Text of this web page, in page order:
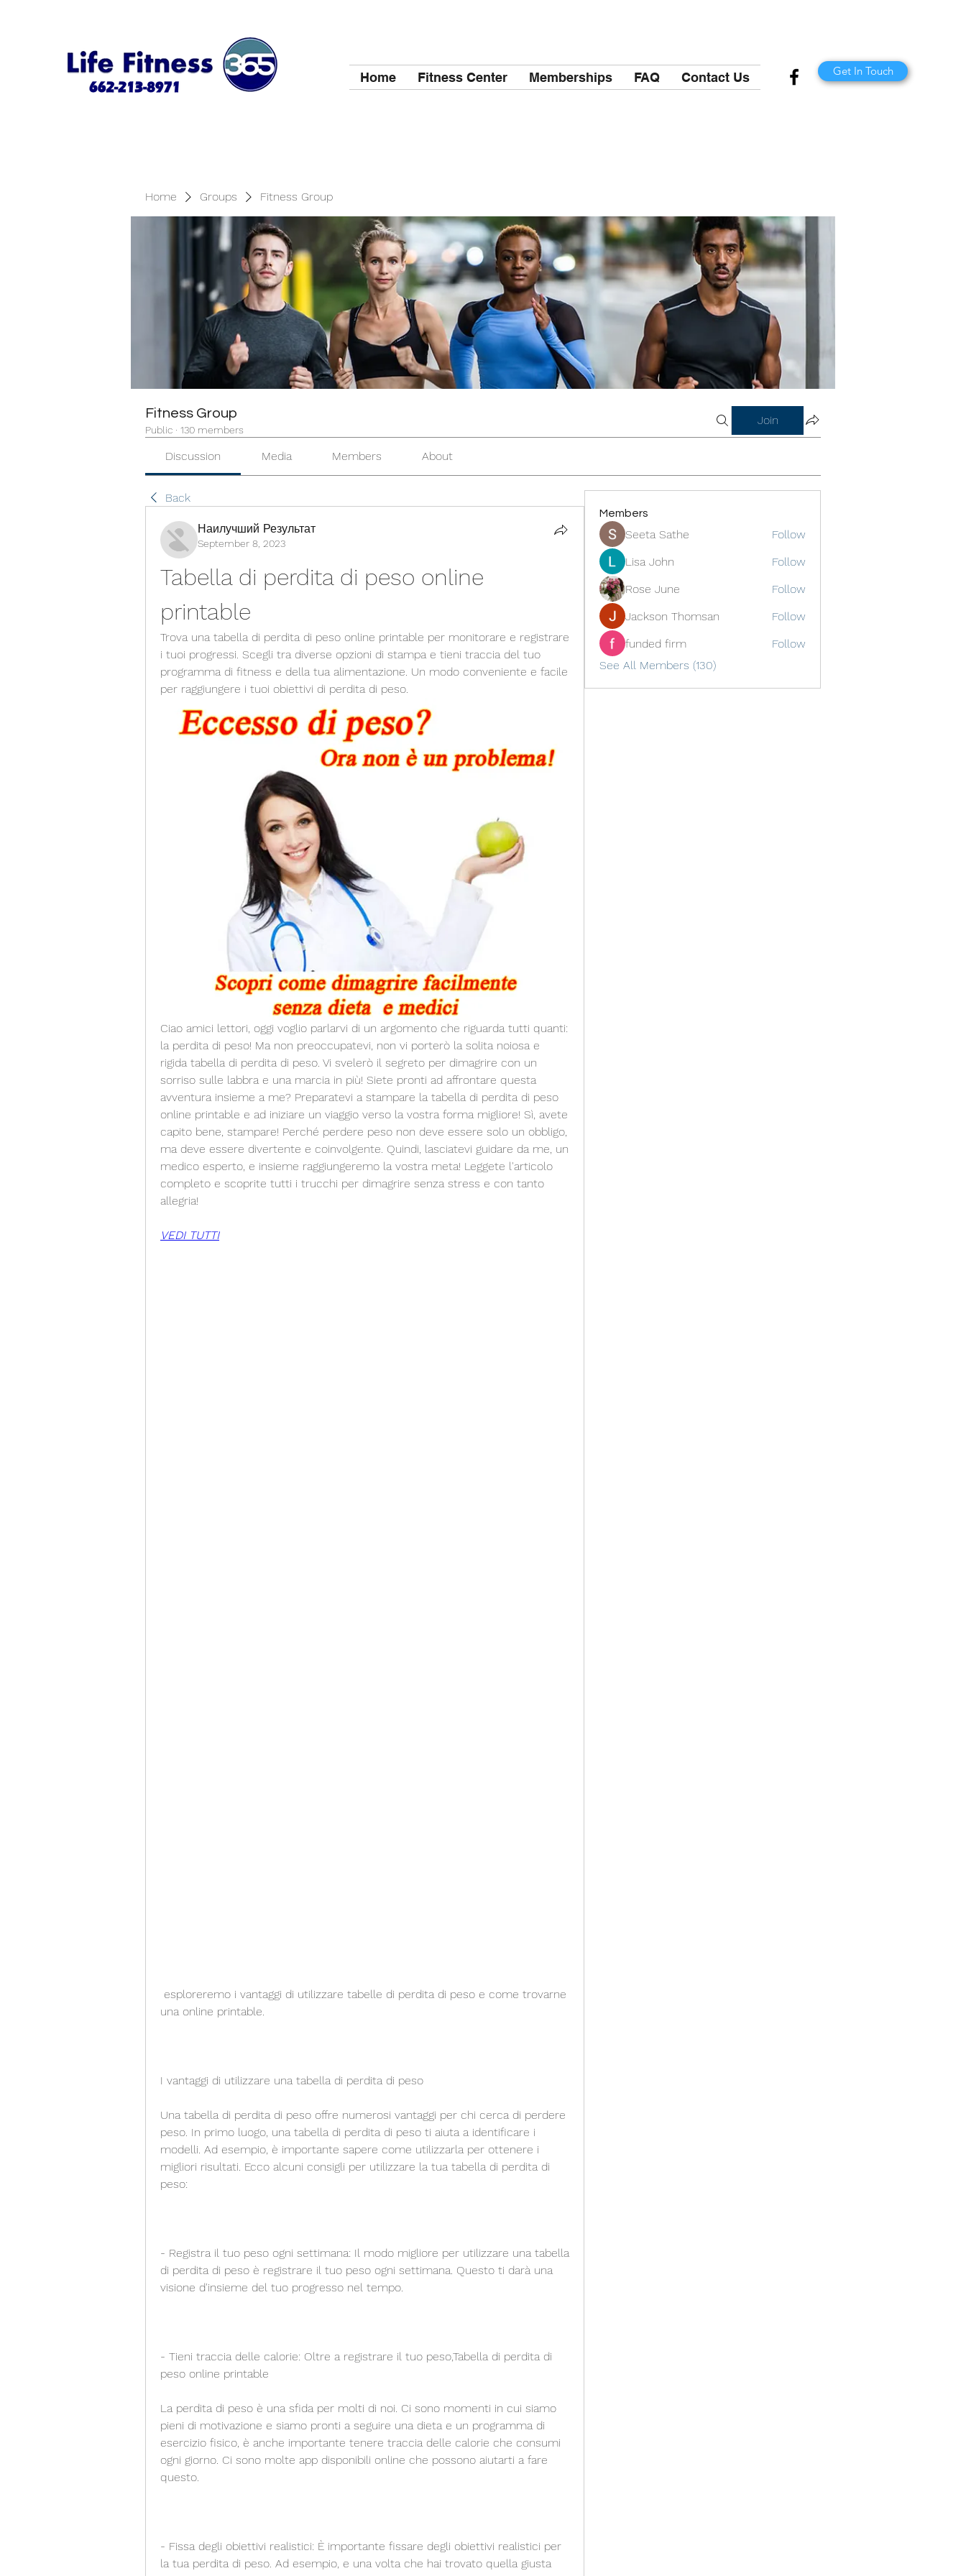
Home Fitness Center Memberships FAQ Contact Us Get In Touch
Home Groups Fitness Group
Fitness Group
Public · 130 members
Join
Discussion Media Members About
Back
Наилучший Результат
September 8, 2023
Tabella di perdita di peso online
printable
Trova una tabella di perdita di peso online printable per monitorare e registrare
i tuoi progressi. Scegli tra diverse opzioni di stampa e tieni traccia del tuo
programma di fitness e della tua alimentazione. Un modo conveniente e facile
per raggiungere i tuoi obiettivi di perdita di peso.
Ciao amici lettori, oggi voglio parlarvi di un argomento che riguarda tutti quanti:
la perdita di peso! Ma non preoccupatevi, non vi porterò la solita noiosa e
rigida tabella di perdita di peso. Vi svelerò il segreto per dimagrire con un
sorriso sulle labbra e una marcia in più! Siete pronti ad affrontare questa
avventura insieme a me? Preparatevi a stampare la tabella di perdita di peso
online printable e ad iniziare un viaggio verso la vostra forma migliore! Sì, avete
capito bene, stampare! Perché perdere peso non deve essere solo un obbligo,
ma deve essere divertente e coinvolgente. Quindi, lasciatevi guidare da me, un
medico esperto, e insieme raggiungeremo la vostra meta! Leggete l'articolo
completo e scoprite tutti i trucchi per dimagrire senza stress e con tanto
allegria!
VEDI TUTTI
una online printable.
I vantaggi di utilizzare una tabella di perdita di peso
Una tabella di perdita di peso offre numerosi vantaggi per chi cerca di perdere
peso. In primo luogo, una tabella di perdita di peso ti aiuta a identificare i
modelli. Ad esempio, è importante sapere come utilizzarla per ottenere i
migliori risultati. Ecco alcuni consigli per utilizzare la tua tabella di perdita di
peso:
- Registra il tuo peso ogni settimana: Il modo migliore per utilizzare una tabella
di perdita di peso è registrare il tuo peso ogni settimana. Questo ti darà una
visione d'insieme del tuo progresso nel tempo.
- Tieni traccia delle calorie: Oltre a registrare il tuo peso,Tabella di perdita di
peso online printable
La perdita di peso è una sfida per molti di noi. Ci sono momenti in cui siamo
pieni di motivazione e siamo pronti a seguire una dieta e un programma di
esercizio fisico, è anche importante tenere traccia delle calorie che consumi
ogni giorno. Ci sono molte app disponibili online che possono aiutarti a fare
questo.
- Fissa degli obiettivi realistici: È importante fissare degli obiettivi realistici per
la tua perdita di peso. Ad esempio, e una volta che hai trovato quella giusta
Members
Seeta Sathe
Follow
Lisa John
Follow
Rose June
Follow
Jackson Thomsan
Follow
funded firm
Follow
See All Members (130)